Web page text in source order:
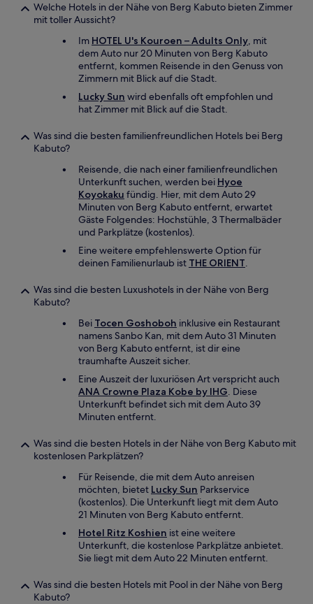
Welche Hotels in der Nähe von Berg Kabuto bieten Zimmer
mit toller Aussicht?
Im HOTEL U's Kouroen – Adults Only, mit
dem Auto nur 20 Minuten von Berg Kabuto
entfernt, kommen Reisende in den Genuss von
Zimmern mit Blick auf die Stadt.
Lucky Sun wird ebenfalls oft empfohlen und
hat Zimmer mit Blick auf die Stadt.
Was sind die besten familienfreundlichen Hotels bei Berg
Kabuto?
Reisende, die nach einer familienfreundlichen
Unterkunft suchen, werden bei Hyoe
Koyokaku fündig. Hier, mit dem Auto 29
Minuten von Berg Kabuto entfernt, erwartet
Gäste Folgendes: Hochstühle, 3 Thermalbäder
und Parkplätze (kostenlos).
Eine weitere empfehlenswerte Option für
deinen Familienurlaub ist THE ORIENT.
Was sind die besten Luxushotels in der Nähe von Berg
Kabuto?
Bei Tocen Goshoboh inklusive ein Restaurant
namens Sanbo Kan, mit dem Auto 31 Minuten
von Berg Kabuto entfernt, ist dir eine
traumhafte Auszeit sicher.
Eine Auszeit der luxuriösen Art verspricht auch
ANA Crowne Plaza Kobe by IHG. Diese
Unterkunft befindet sich mit dem Auto 39
Minuten entfernt.
Was sind die besten Hotels in der Nähe von Berg Kabuto mit
kostenlosen Parkplätzen?
Für Reisende, die mit dem Auto anreisen
möchten, bietet Lucky Sun Parkservice
(kostenlos). Die Unterkunft liegt mit dem Auto
21 Minuten von Berg Kabuto entfernt.
Hotel Ritz Koshien ist eine weitere
Unterkunft, die kostenlose Parkplätze anbietet.
Sie liegt mit dem Auto 22 Minuten entfernt.
Was sind die besten Hotels mit Pool in der Nähe von Berg
Kabuto?